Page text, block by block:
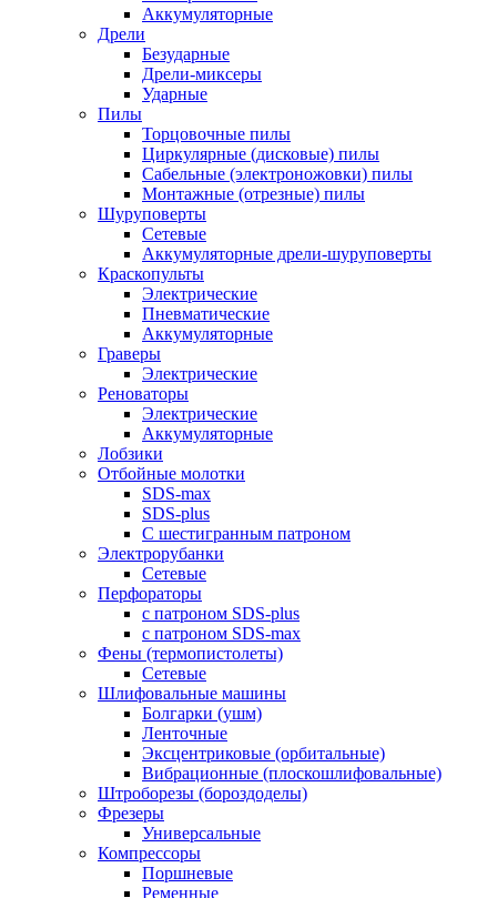
Аккумуляторные
Дрели
Безударные
Дрели-миксеры
Ударные
Пилы
Торцовочные пилы
Циркулярные (дисковые) пилы
Сабельные (электроножовки) пилы
Монтажные (отрезные) пилы
Шуруповерты
Сетевые
Аккумуляторные дрели-шуруповерты
Краскопульты
Электрические
Пневматические
Аккумуляторные
Граверы
Электрические
Реноваторы
Электрические
Аккумуляторные
Лобзики
Отбойные молотки
SDS-max
SDS-plus
С шестигранным патроном
Электрорубанки
Сетевые
Перфораторы
с патроном SDS-plus
с патроном SDS-max
Фены (термопистолеты)
Сетевые
Шлифовальные машины
Болгарки (ушм)
Ленточные
Эксцентриковые (орбитальные)
Вибрационные (плоскошлифовальные)
Штроборезы (бороздоделы)
Фрезеры
Универсальные
Компрессоры
Поршневые
Ременные